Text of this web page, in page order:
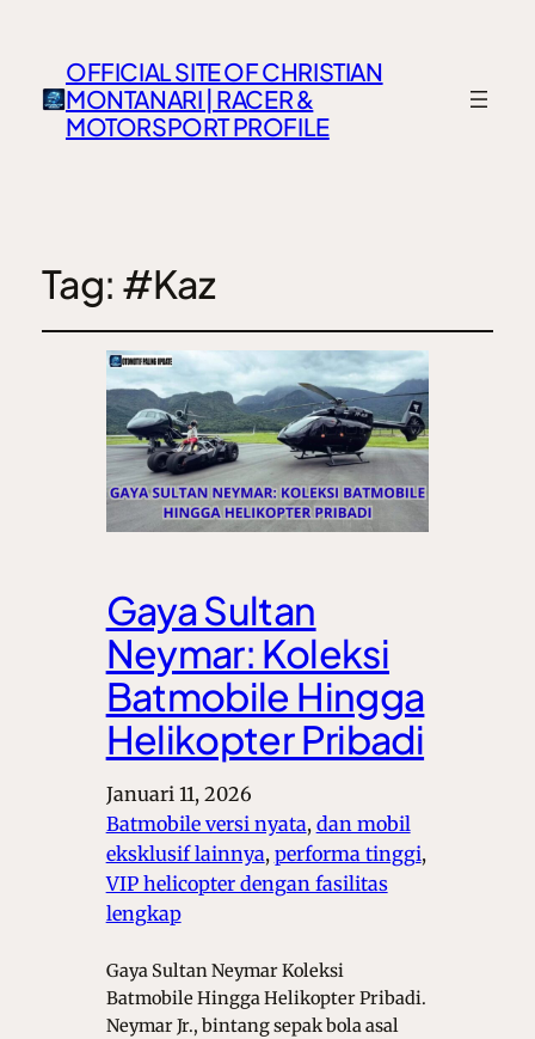
OFFICIAL SITE OF CHRISTIAN
MONTANARI | RACER &
MOTORSPORT PROFILE
Tag: #Kaz
Gaya Sultan
Neymar: Koleksi
Batmobile Hingga
Helikopter Pribadi
Januari 11, 2026
Batmobile versi nyata, dan mobil
eksklusif lainnya, performa tinggi ,
VIP helicopter dengan fasilitas
lengkap
Gaya Sultan Neymar Koleksi
Batmobile Hingga Helikopter Pribadi.
Neymar Jr., bintang sepak bola asal